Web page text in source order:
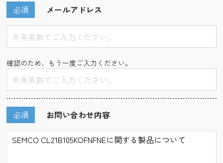
メールアドレス
必須
確認のため、もう一度ご入力ください。
お問い合わせ内容
必須